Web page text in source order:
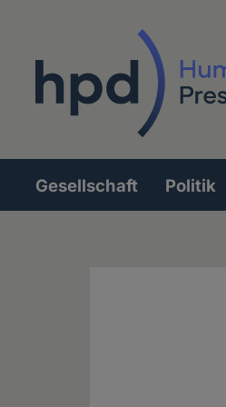
Hauptnavigation
Gesellschaft Politik